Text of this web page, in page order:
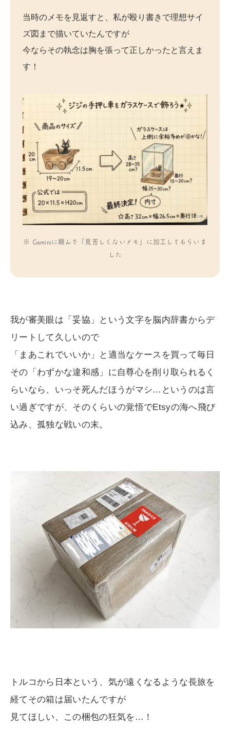
当時のメモを見返すと、私が殴り書きで理想サイ
ズ図まで描いていたんですが
今ならその執念は胸を張って正しかったと言えま
す！
※ Geminiに頼んで「見苦しくないメモ」に加工してもらいま
した
我が審美眼は「妥協」という文字を脳内辞書からデ
リートして久しいので
「まあこれでいいか」と適当なケースを買って毎日
その「わずかな違和感」に自尊心を削り取られるく
らいなら、いっそ死んだほうがマシ…というのは言
い過ぎですが、そのくらいの覚悟でEtsyの海へ飛び
込み、孤独な戦いの末。
トルコから日本という、気が遠くなるような長旅を
経てその箱は届いたんですが
見てほしい、この梱包の狂気を…！